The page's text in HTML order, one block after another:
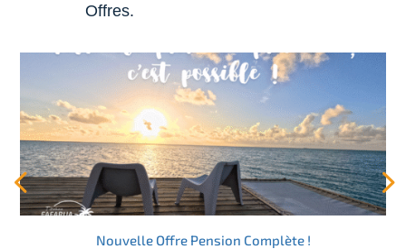
Offres.
Nouvelle Offre Pension Complète !